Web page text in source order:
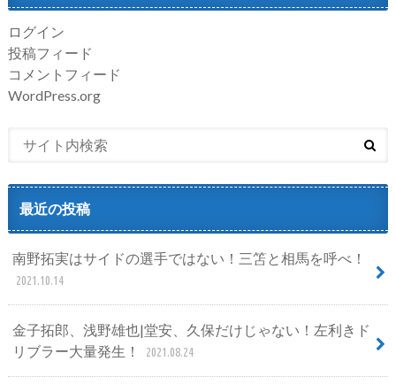
ログイン
投稿フィード
コメントフィード
WordPress.org
最近の投稿
南野拓実はサイドの選手ではない！三笘と相馬を呼べ！
2021.10.14
金子拓郎、浅野雄也|堂安、久保だけじゃない！左利きド
リブラー大量発生！
2021.08.24